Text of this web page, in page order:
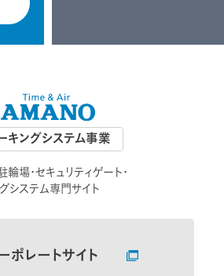
キングシステム事業
輪場・セキュリティゲート・
システム専門サイト
ポレートサイト